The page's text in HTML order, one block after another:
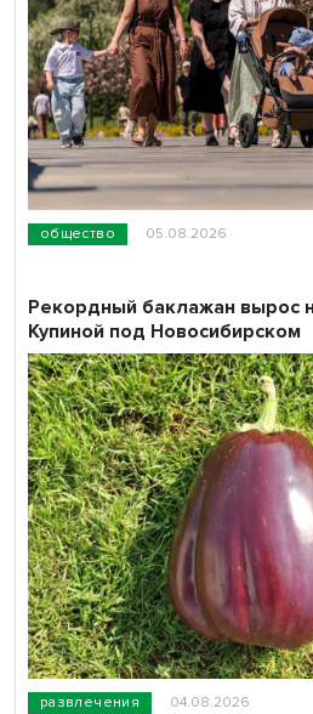
общество 05.08.2026
развлечения 04.08.2026
Рекордный баклажан вырос
Купиной под Новосибирском